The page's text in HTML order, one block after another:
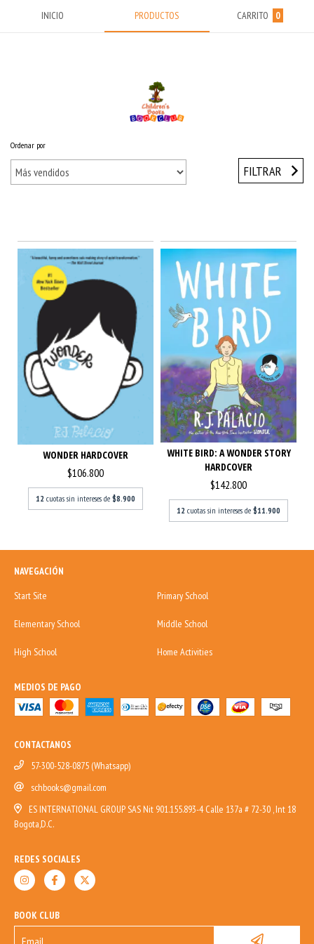
INICIO PRODUCTOS CARRITO 0
Inicio / MIDDLE YEARS (9-13) Años
Ordenar por
FILTRAR
WONDER HARDCOVER
$106.800
12 cuotas sin intereses de $8.900
WHITE BIRD: A WONDER STORY
HARDCOVER
$142.800
12 cuotas sin intereses de $11.900
NAVEGACIÓN
Start Site
Primary School
Elementary School Middle School
High School Home Activities
MEDIOS DE PAGO
CONTACTANOS
57-300-528-0875 (Whatsapp)
schbooks@gmail.com
ES INTERNATIONAL GROUP SAS Nit 901.155.893-4 Calle 137a # 72-30 , Int 18
Bogota,D.C.
REDES SOCIALES
BOOK CLUB